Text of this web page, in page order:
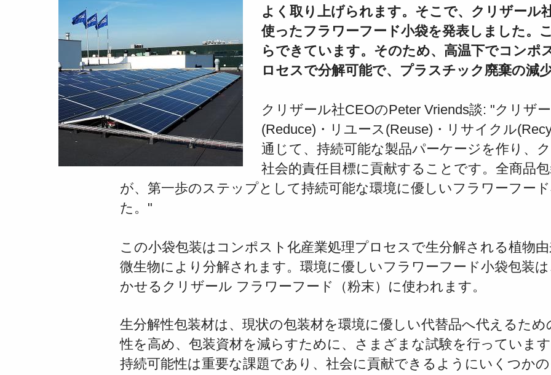
よく取り上げられます。そこで、クリザール
使ったフラワーフード小袋を発表しました。
らできています。そのため、高温下でコンポ
ロセスで分解可能で、プラスチック廃棄の減
クリザール社CEOのPeter Vriends談: "クリザ
(Reduce)・リユース(Reuse)・リサイクル
通じて、持続可能な製品パーケージを作り、
社会的責任目標に貢献することです。全商品
が、第一歩のステップとして持続可能な環境に優しいフラワーフー
た。"
この小袋包装はコンポスト化産業処理プロセスで生分解される植物
微生物により分解されます。環境に優しいフラワーフード小袋包装
かせるクリザール フラワーフード（粉末）に使われます。
生分解性包装材は 、現状の包装材を環境に優しい代替品へ代えるため
性を高め、包装資材を減らすために、さまざまな試験を行っていま
持続可能性は重要な課題であり、社会に貢献できるようにいくつかの